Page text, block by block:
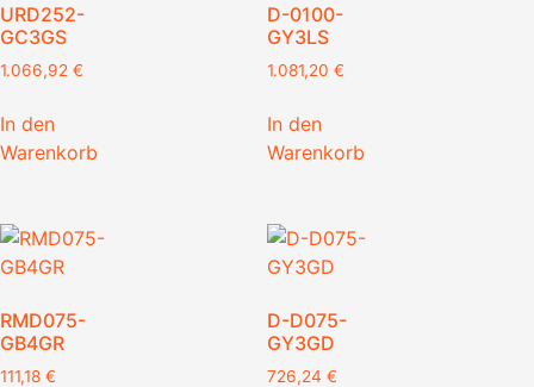
URD252-
GC3GS
1.066,92 €
In den
Warenkorb
D-0100-
GY3LS
1.081,20 €
In den
Warenkorb
RMD075-
GB4GR
111,18 €
D-D075-
GY3GD
726,24 €